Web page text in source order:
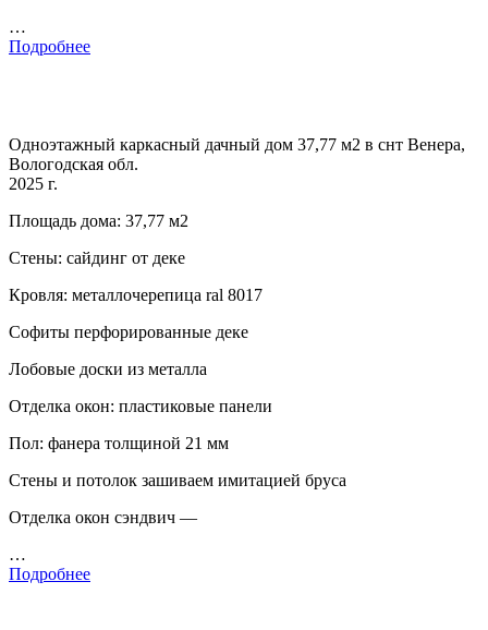
…
Подробнее
Одноэтажный каркасный дачный дом 37,77 м2 в снт Венера,
Вологодская обл.
2025 г.
Площадь дома: 37,77 м2
Стены: сайдинг от деке
Кровля: металлочерепица ral 8017
Софиты перфорированные деке
Лобовые доски из металла
Отделка окон: пластиковые панели
Пол: фанера толщиной 21 мм
Стены и потолок зашиваем имитацией бруса
Отделка окон сэндвич —
…
Подробнее